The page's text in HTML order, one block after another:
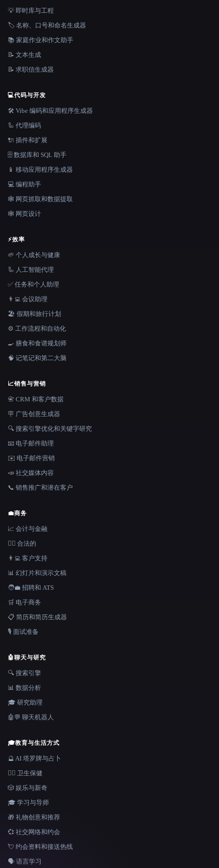
💡 即时库与工程
🏷️ 名称、口号和命名生成器
📚 家庭作业和作文助手
📝 文本生成
📝 求职信生成器
💻代码与开发
🛠️ Vibe 编码和应用程序生成器
🦾 代理编码
🔌 插件和扩展
🗄️ 数据库和 SQL 助手
📱 移动应用程序生成器
💻 编程助手
🕸️ 网页抓取和数据提取
🕸 网页设计
⚡效率
🌱 个人成长与健康
🦾 人工智能代理
✅ 任务和个人助理
👨‍💻 会议助理
🏖 假期和旅行计划
⚙️ 工作流程和自动化
🍳 膳食和食谱规划师
🧠 记笔记和第二大脑
📈销售与营销
📇 CRM 和客户数据
🪧 广告创意生成器
🔍 搜索引擎优化和关键字研究
📧 电子邮件助理
✉️ 电子邮件营销
📣 社交媒体内容
📞 销售推广和潜在客户
💼商务
📈 会计与金融
👩‍⚖️ 合法的
👨‍💻 客户支持
📊 幻灯片和演示文稿
🧑‍💼 招聘和 ATS
🛒 电子商务
📋 简历和简历生成器
🎙️ 面试准备
🤖聊天与研究
🔍 搜索引擎
📊 数据分析
🎓 研究助理
🤖💬 聊天机器人
🎓教育与生活方式
🔮 AI 塔罗牌与占卜
👩‍⚕️ 卫生保健
🎲 娱乐与新奇
🎓 学习与导师
🎁 礼物创意和推荐
💞 社交网络和约会
💘 约会资料和接送热线
🗣️ 语言学习